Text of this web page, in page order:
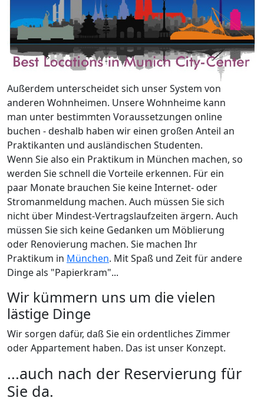
Außerdem unterscheidet sich unser System von
anderen Wohnheimen. Unsere Wohnheime kann
man unter bestimmten Voraussetzungen online
buchen - deshalb haben wir einen großen Anteil an
Praktikanten und ausländischen Studenten.
Wenn Sie also ein Praktikum in München machen, so
werden Sie schnell die Vorteile erkennen. Für ein
paar Monate brauchen Sie keine Internet- oder
Stromanmeldung machen. Auch müssen Sie sich
nicht über Mindest-Vertragslaufzeiten ärgern. Auch
müssen Sie sich keine Gedanken um Möblierung
oder Renovierung machen. Sie machen Ihr
Praktikum in München. Mit Spaß und Zeit für andere
Dinge als "Papierkram"...
Wir kümmern uns um die vielen
lästige Dinge
Wir sorgen dafür, daß Sie ein ordentliches Zimmer
oder Appartement haben. Das ist unser Konzept.
...auch nach der Reservierung für
Sie da.